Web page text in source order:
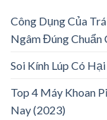
Công Dụng Của
Ngâm Đúng Chuẩn
Soi Kính Lúp Có
Top 4 Máy Khoan
Nay (2023)